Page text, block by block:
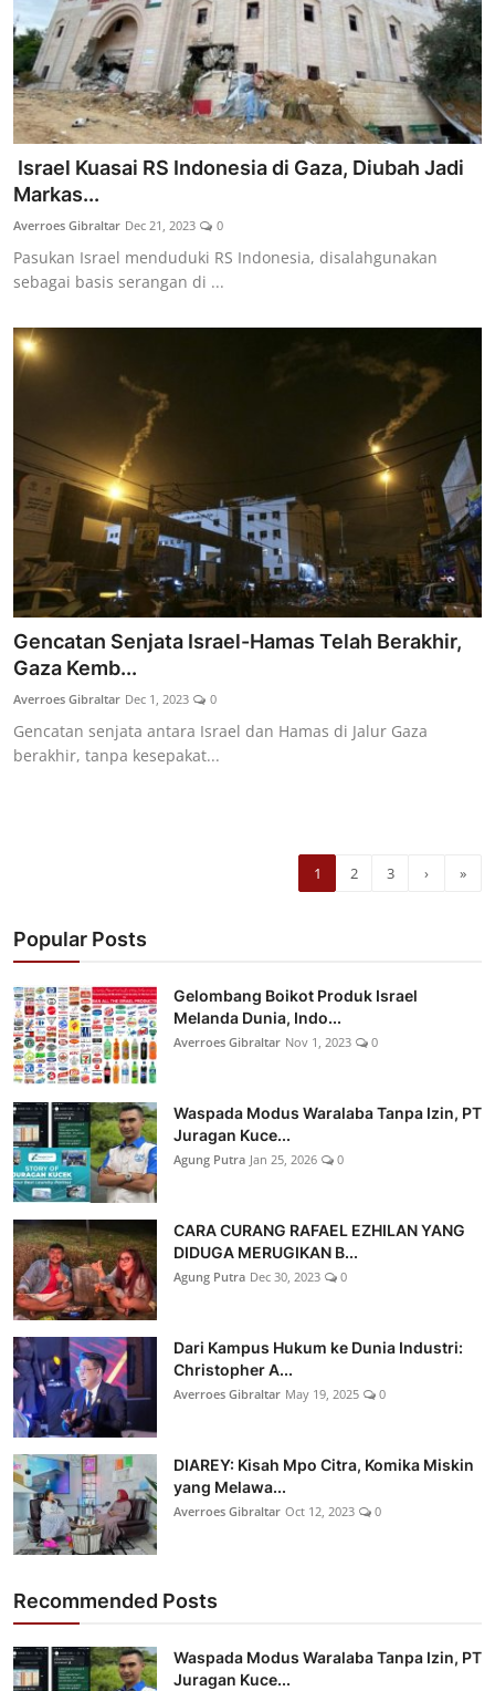
Israel Kuasai RS Indonesia di Gaza, Diubah Jadi
Markas...
Averroes Gibraltar Dec 21, 2023 0
Pasukan Israel menduduki RS Indonesia, disalahgunakan
sebagai basis serangan di ...
Gencatan Senjata Israel-Hamas Telah Berakhir,
Gaza Kemb...
Averroes Gibraltar Dec 1, 2023 0
Gencatan senjata antara Israel dan Hamas di Jalur Gaza
berakhir, tanpa kesepakat...
1 2 3 › »
Popular Posts
Gelombang Boikot Produk Israel
Melanda Dunia, Indo...
Averroes Gibraltar Nov 1, 2023 0
Waspada Modus Waralaba Tanpa Izin, PT
Juragan Kuce...
Agung Putra Jan 25, 2026 0
CARA CURANG RAFAEL EZHILAN YANG
DIDUGA MERUGIKAN B...
Agung Putra Dec 30, 2023 0
Dari Kampus Hukum ke Dunia Industri:
Christopher A...
Averroes Gibraltar May 19, 2025 0
DIAREY: Kisah Mpo Citra, Komika Miskin
yang Melawa...
Averroes Gibraltar Oct 12, 2023 0
Recommended Posts
Waspada Modus Waralaba Tanpa Izin, PT
Juragan Kuce...